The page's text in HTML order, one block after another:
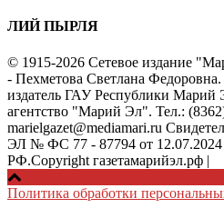
ЛИЙ ПЫРЛЯ
© 1915-2026 Сетевое издание
- Пехметова Светлана Федоровна.
издатель ГАУ Республики
агентство "Марий Эл". Тел.:
marielgazet@mediamari.ru
ЭЛ № ФС 77 - 87794 от 12.07.2024
РФ.Copyright газетамарийэл.рф |
Политика обработки